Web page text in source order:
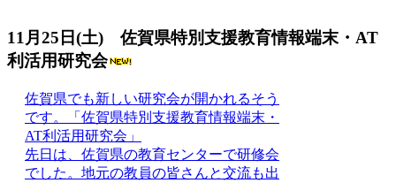
11月25日(土) 佐賀県特別支援教育情報端末・AT
利活用研究会
佐賀県でも新しい研究会が開かれるそう
です。「佐賀県特別支援教育情報端末・
AT利活用研究会」
先日は、佐賀県の教育センターで研修会
でした。地元の教員の皆さんと交流も出